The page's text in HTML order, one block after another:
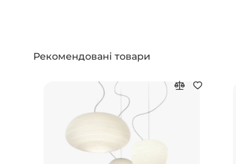
Рекомендовані товари